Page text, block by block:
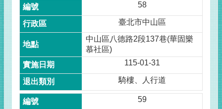
58
臺北市中山區
中山區八德路2段137巷(華固樂
慕社區)
115-01-31
騎樓、人行道
59